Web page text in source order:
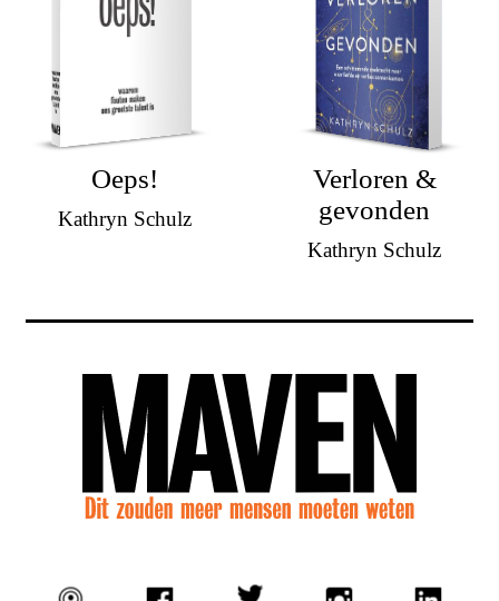
Oeps!
Kathryn Schulz
Verloren &
gevonden
Kathryn Schulz